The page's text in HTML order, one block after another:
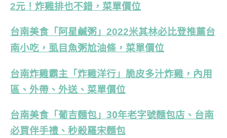
2元！炸雞排也不錯，菜單價位
台南美食「阿星鹹粥」2022米其林必比登推薦台
南小吃，虱目魚粥尬油條，菜單價位
台南炸雞霸主「炸雞洋行」脆皮多汁炸雞，內用
區、外帶、外送、菜單價位
台南美食「葡吉麵包」30年老字號麵包店、台南
必買伴手禮、秒殺羅宋麵包